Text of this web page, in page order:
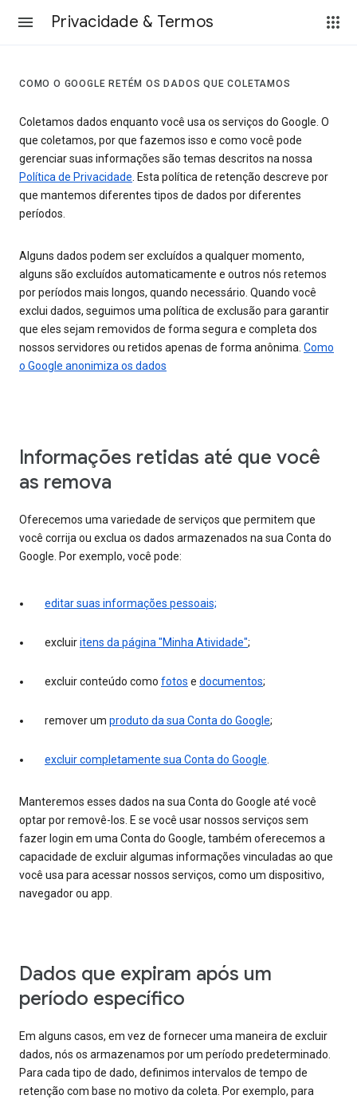
Privacidade & Termos
COMO O GOOGLE RETÉM OS DADOS QUE COLETAMOS
Coletamos dados enquanto você usa os serviços do Google. O
que coletamos, por que fazemos isso e como você pode
gerenciar suas informações são temas descritos na nossa
Política de Privacidade. Esta política de retenção descreve por
que mantemos diferentes tipos de dados por diferentes
períodos.
Alguns dados podem ser excluídos a qualquer momento,
alguns são excluídos automaticamente e outros nós retemos
por períodos mais longos, quando necessário. Quando você
exclui dados, seguimos uma política de exclusão para garantir
que eles sejam removidos de forma segura e completa dos
nossos servidores ou retidos apenas de forma anônima. Como
o Google anonimiza os dados
Informações retidas até que você
as remova
Oferecemos uma variedade de serviços que permitem que
você corrija ou exclua os dados armazenados na sua Conta do
Google. Por exemplo, você pode:
editar suas informações pessoais;
excluiritens da página "Minha Atividade";
excluir conteúdo como fotos e documentos;
remover um produto da sua Conta do Google;
excluir completamente sua Conta do Google.
Manteremos esses dados na sua Conta do Google até você
optar por removê-los. E se você usar nossos serviços sem
fazer login em uma Conta do Google, também oferecemos a
capacidade de excluir algumas informações vinculadas ao que
você usa para acessar nossos serviços, como um dispositivo,
navegador ou app.
Dados que expiram após um
período específico
Em alguns casos, em vez de fornecer uma maneira de excluir
dados, nós os armazenamos por um período predeterminado.
Para cada tipo de dado, definimos intervalos de tempo de
retenção com base no motivo da coleta. Por exemplo, para